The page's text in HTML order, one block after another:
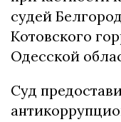
судей
Котовского
Одесской
Суд